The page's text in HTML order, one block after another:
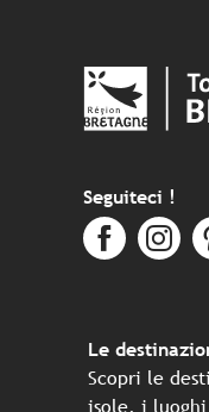
Seguiteci !
Le
Scopri le
isole, i